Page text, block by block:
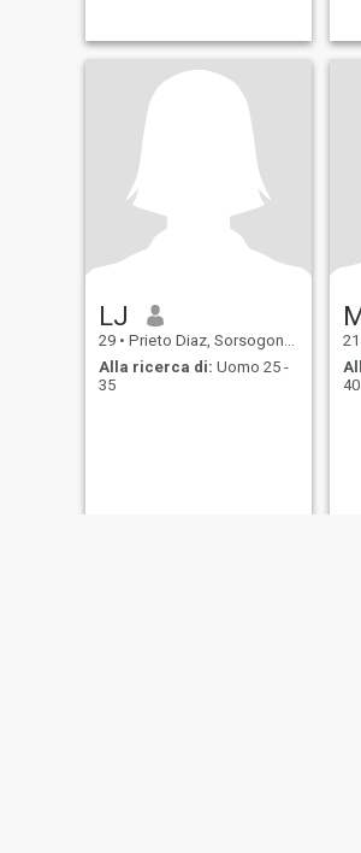
LJ
29 • Prieto Diaz, Sorsogon, Filippine
Alla ricerca di: Uomo 25 -
35
21
40